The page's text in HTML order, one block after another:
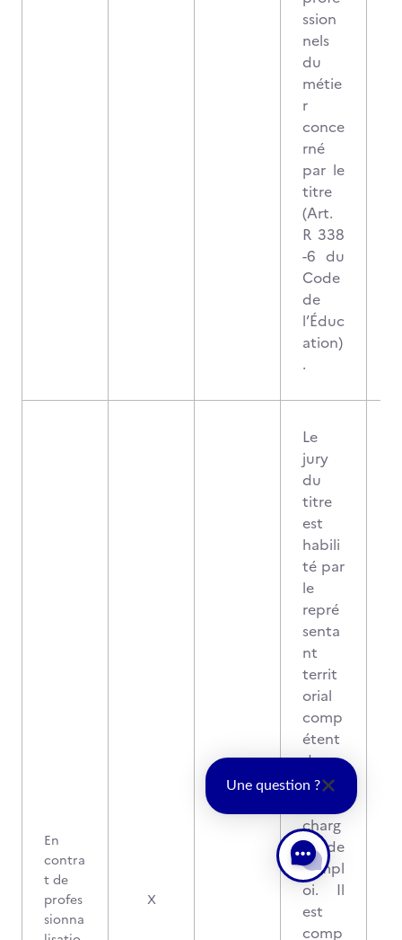
ssion
nels
du
métie
r
conce
rné
par le
titre
(Art.
R 338
-6 du
Code
de
l’Éduc
ation)
.
En
contra
t de
profes
sionna
X
Le
jury
du
titre
est
habili
té par
le
repré
senta
nt
territ
orial
comp
étent
du
minist
charg
é de
l'empl
oi. Il
est
comp
Une question ?